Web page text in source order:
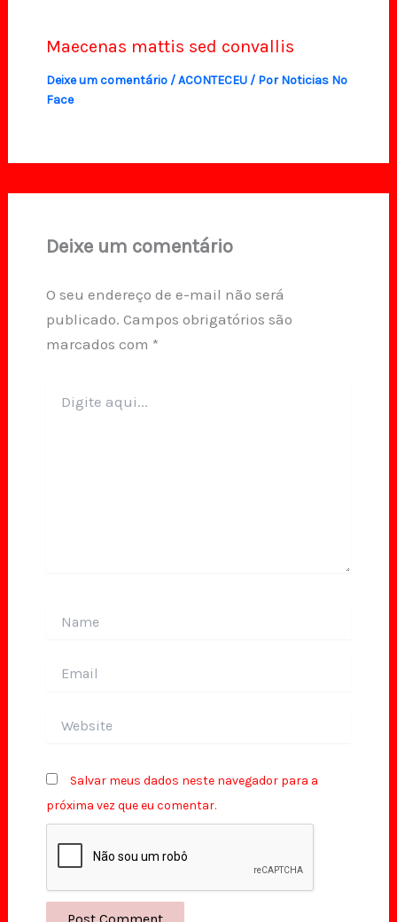
Maecenas mattis sed convallis
Deixe um comentário /ACONTECEU/ Por Noticias No
Face
Deixe um comentário
O seu endereço de e-mail não será
publicado. Campos obrigatórios são
marcados com *
aqui...
Salvar meus dados neste navegador para a
próxima vez que eu comentar.